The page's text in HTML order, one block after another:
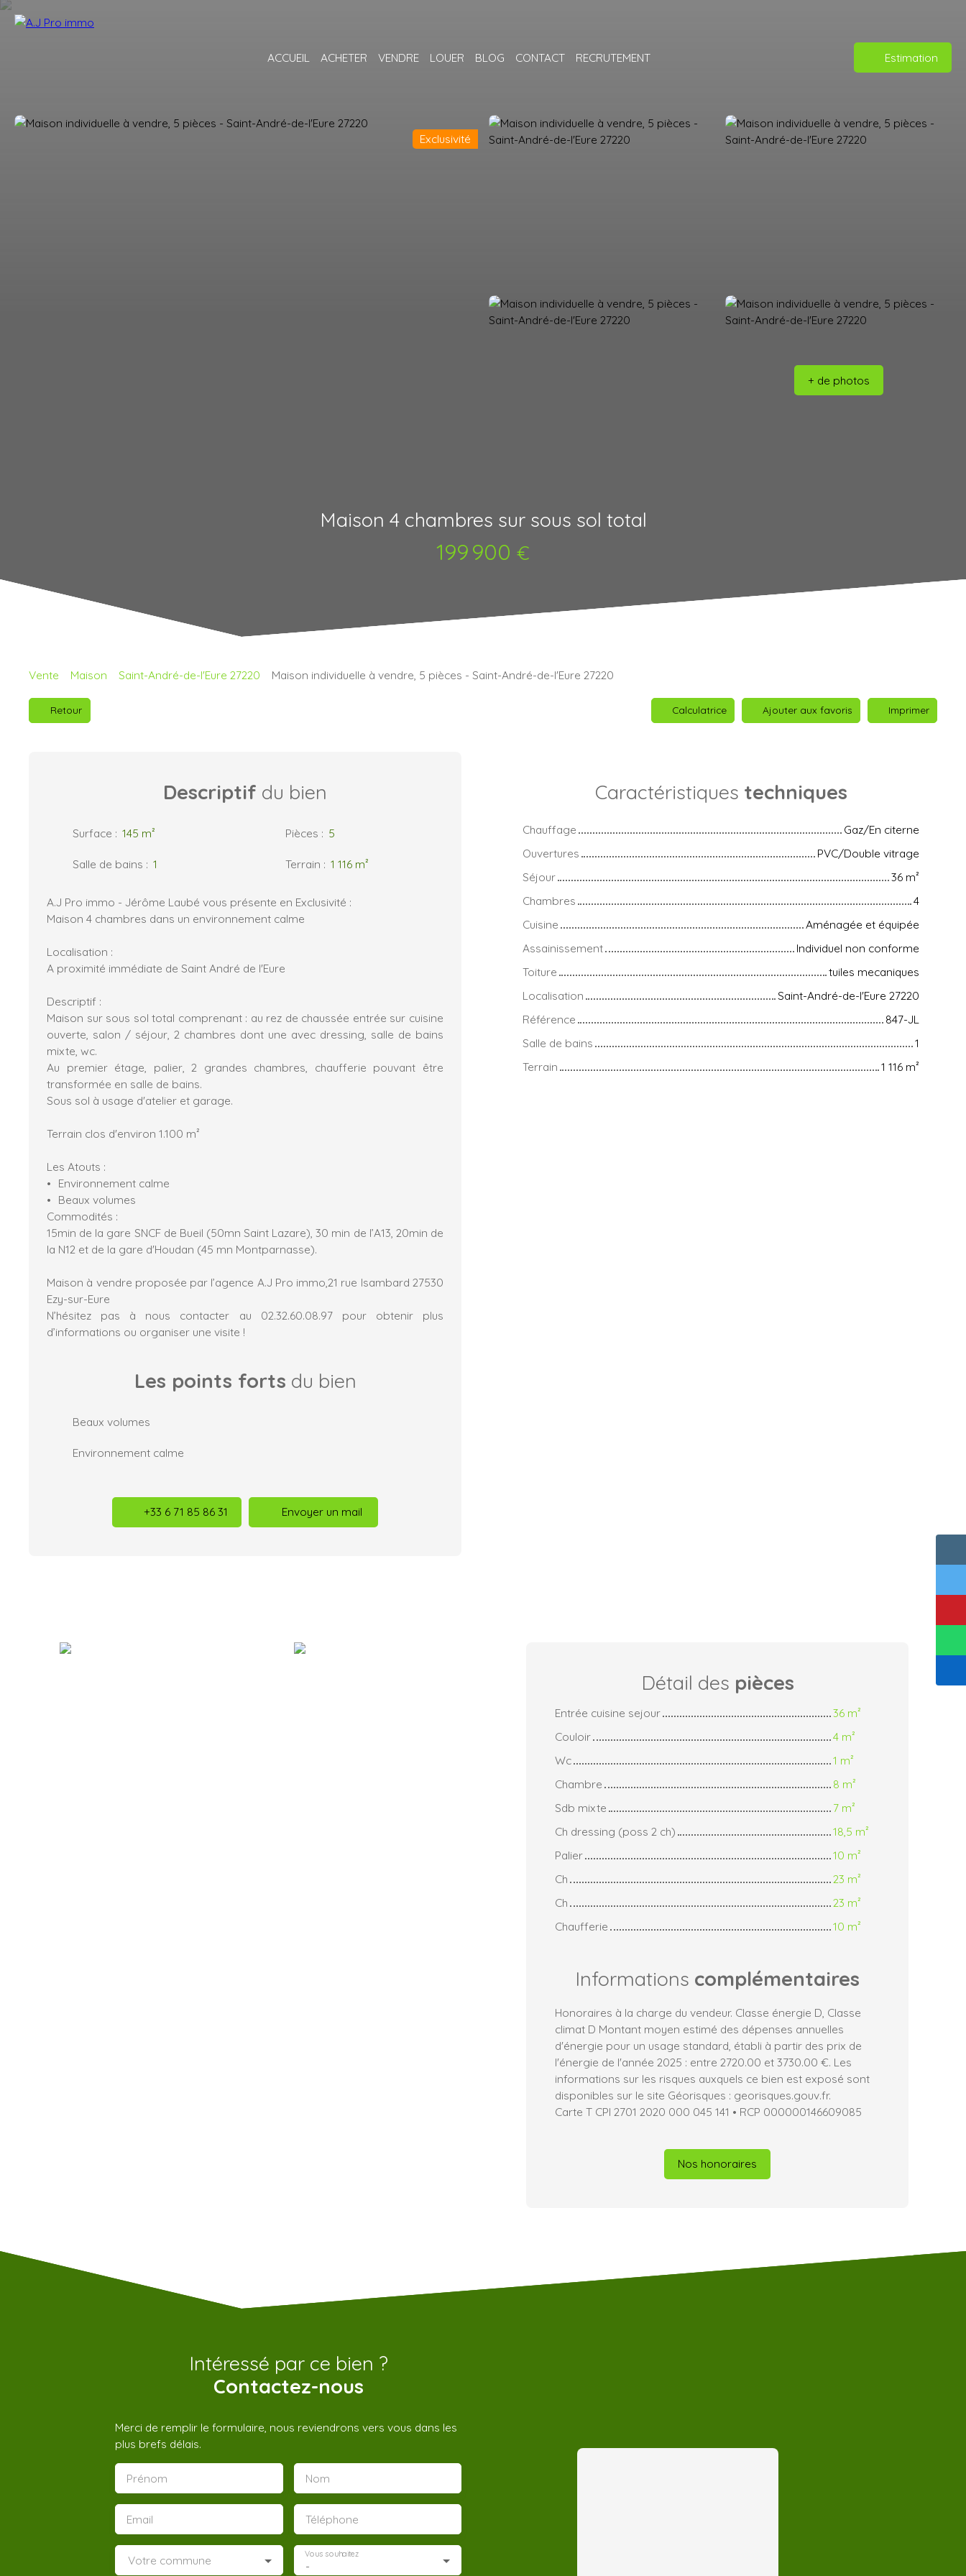
ACCUEIL ACHETER VENDRE LOUER BLOG CONTACT RECRUTEMENT Estimation
Exclusivité
+ de photos
Maison 4 chambres sur sous sol total
199 900 €
Vente Maison Saint-André-de-l'Eure 27220 Maison individuelle à vendre, 5 pièces - Saint-André-de-l'Eure 27220
Retour Calculatrice Ajouter aux favoris Imprimer
Descriptif du bien
Surface : 145 m² Pièces : 5
Salle de bains : 1 Terrain : 1 116 m²
A.J Pro immo - Jérôme Laubé vous présente en Exclusivité :
Maison 4 chambres dans un environnement calme
Localisation :
A proximité immédiate de Saint André de l'Eure
Descriptif :
Maison sur sous sol total comprenant : au rez de chaussée entrée sur cuisine
ouverte, salon / séjour, 2 chambres dont une avec dressing, salle de bains
mixte, wc.
Au premier étage, palier, 2 grandes chambres, chaufferie pouvant être
transformée en salle de bains.
Sous sol à usage d'atelier et garage.
Terrain clos d'environ 1.100 m²
Les Atouts :
Environnement calme
Beaux volumes
Commodités :
15min de la gare SNCF de Bueil (50mn Saint Lazare), 30 min de l’A13, 20min de
la N12 et de la gare d'Houdan (45 mn Montparnasse).
Maison à vendre proposée par l’agence A.J Pro immo,21 rue Isambard 27530
Ezy-sur-Eure
N’hésitez pas à nous contacter au 02.32.60.08.97 pour obtenir plus
d’informations ou organiser une visite !
Les points forts du bien
Beaux volumes
Environnement calme
+33 6 71 85 86 31 Envoyer un mail
Caractéristiques techniques
Chauffage
Gaz/En citerne
Ouvertures
PVC/Double vitrage
Séjour
36 m²
Chambres
4
Cuisine
Aménagée et équipée
Assainissement
Individuel non conforme
Toiture
tuiles mecaniques
Localisation
Saint-André-de-l'Eure 27220
Référence
847-JL
Salle de bains
1
Terrain
1 116 m²
Détail des pièces
Entrée cuisine sejour
36 m²
Couloir
4 m²
Wc
1 m²
Chambre
8 m²
Sdb mixte
7 m²
Ch dressing (poss 2 ch)
18,5 m²
Palier
10 m²
Ch
23 m²
Ch
23 m²
Chaufferie
10 m²
Informations complémentaires
Honoraires à la charge du vendeur. Classe énergie D, Classe
climat D Montant moyen estimé des dépenses annuelles
d'énergie pour un usage standard, établi à partir des prix de
l'énergie de l'année 2025 : entre 2720.00 et 3730.00 €. Les
informations sur les risques auxquels ce bien est exposé sont
disponibles sur le site Géorisques : georisques.gouv.fr.
Carte T CPI 2701 2020 000 045 141 • RCP 000000146609085
Nos honoraires
Intéressé par ce bien ?
Contactez-nous
Merci de remplir le formulaire, nous reviendrons vers vous dans les
plus brefs délais.
Prénom Nom
Email Téléphone
Votre commune -
Vous souhaitez